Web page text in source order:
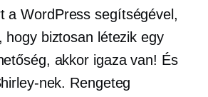
a WordPress segítségével,
hogy biztosan létezik egy
akkor igaza van! És
nek. Rengeteg